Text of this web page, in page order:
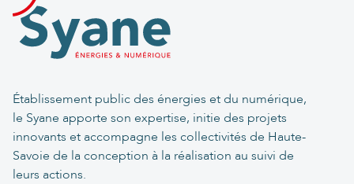
Établissement public des énergies et du numérique,
le Syane apporte son expertise, initie des projets
innovants et accompagne les collectivités de Haute-
Savoie de la conception à la réalisation au suivi de
leurs actions.